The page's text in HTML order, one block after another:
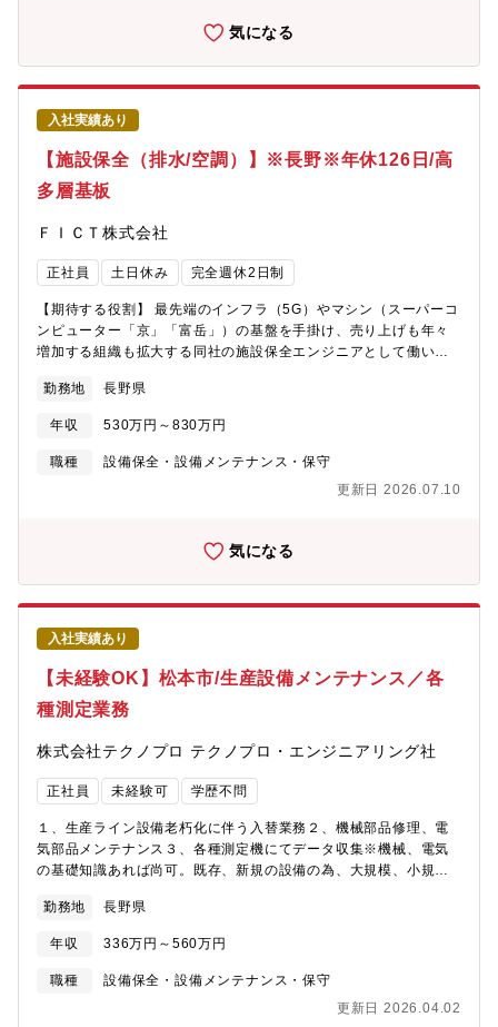
しながら、安定的かつ低廉な電力供給や福島復興を支え続けてい
社後に出向・転籍の可能性がございます。※就業条件はHDと同様
ループ経営管理、賠償・廃炉・復興推進等、水力・新エネルギー
発電事業、原子力発電事業 等■東京電力パワーグリッド株式会
社：般送配電事業、不動産賃貸事業、離島における発電事業■東京
電力エナジーパートナー株式会社：小売電気事業、ガス事業■東京
電力フュエル＆パワー株式会社：燃料・火力発電事業【ご応募に
あたって】■東京電力ホールディングス株式会社、東京電力フュエ
ル＆パワー株式会社、東京電力パワーグリッド株式会社、東京電
力エナジーパートナー株式会社および東京電力リニューアブルパ
ワー株式会社の採用は、東京電力ホールディングス株式会社が窓
口となり、各社と合同で募集・選考を実施します。■採用は、各社
お、各社に採用条件の差異はございません。■グループ会社での採
す。こちらにご了承いただき、ご応募いただきますようお願いし
ます。
できる年間休日123日、月平均残業10～15時間程度と、仕事とプ
ライベートの両立がしやすい環境です。■ ライフイベントを支え
る充実した福利厚生女性の産休・育休取得率は100％、男性の育休
取得も積極的に推進しています。また、出産立ち会いのための有
給休暇を最大10日取得できるなど、ご家族との大切な時間も大切
にしながら長く働ける環境が整っています。【入社後のサポート
体制】ご本人様の経験によりますが、村田製作所に研修センター
があるため、数カ月間研修を行います。その他、OJT研修や階層
別研修もございます。※勤務形態補足：3交替勤務①8:30～
45分 実働7時間45分）③1:00～8:45（休憩：45分 実働7時間
00分）＜製品魅力＞商品であるノイズ除去フィルターや積層パワ
ーインダクタはスマートフォン・ゲーム機などの小型電子機器か
ます。セラミックスシートを加工してチップ部品にするまでに
様々な要素技術を活用しながら製品を生み出す技術力の高さは
世界中のメーカーから評価されています。
気になる
入社実績あり
【施設保全（排水/空調）】※長野※年休126日/高
多層基板
ＦＩＣＴ株式会社
正社員 土日休み 完全週休2日制
【期待する役割】 最先端のインフラ（5G）やマシン（スーパーコ
ンピューター「京」「富岳」）の基盤を手掛け、売り上げも年々
増加する組織も拡大する同社の施設保全エンジニアとして働いて
いただきます。■工場インフラ（廃液処理施設、純水製造装置等）
の管理および保守■新ライン導入時の工事計画（廃液処理処理、薬
品供給等）の立案および施工管理【同社の技術について】■F-
ALCS（エフアルシス）FICTが提供する「F-ALCS（エフアルシ
成プリント基板技術です。超高多層、高密度な配線の実現によ
IVH（Interstitial Via Hole）構造は、ペースト充填と金属間結合
により形成し高い接続信頼性を可能にしています。情報技術の劇
的な進化を背景にして、クラウドコンピューティングやAI（人工
知能）が当たり前になり、それらの基盤となるデータセンターの
ニーズが急速に拡大しました。また、デジタル社会における高速
で大容量のデータ通信を支える5Gや、光通信等の社会インフラを
担う情報通信機器の需要が益々増加しています。これらの高度な
データ処理装置に採用されるプリント基板には、「高多層・高密
度・低伝送ロス」を有した構造が必要とされています。F-ALCSが
におけるお客様の様々な要望にお応えします。■G－ALCS（ジー
アルシス）F-ALCS技術を応用した次世代半導体パッケージ向けガ
ラスコア基板
勤務地 長野県
年収 530万円～830万円
職種
設備保全・設備メンテナンス・保守
更新日 2026.07.10
気になる
入社実績あり
【未経験OK】松本市/生産設備メンテナンス／各
種測定業務
株式会社テクノプロ テクノプロ・エンジニアリング社
正社員 未経験可 学歴不問
１、生産ライン設備老朽化に伴う入替業務２、機械部品修理、電
気部品メンテナンス３、各種測定機にてデータ収集※機械、電気
の基礎知識あれば尚可。既存、新規の設備の為、大規模、小規模
れば尚可。将来的には、生産設備の導入や機械設計等の道も希望
に応じて、サポートして参ります。
勤務地 長野県
年収 336万円～560万円
職種
設備保全・設備メンテナンス・保守
更新日 2026.04.02